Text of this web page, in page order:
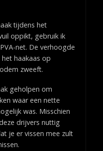
tijdens het
oppikt, gebruik ik
net. De verhoogde
haakaas op
zweeft.
geholpen om
waar een nette
was. Misschien
drijvers nuttig
je er vissen mee zult